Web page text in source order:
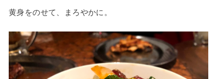
黄身をのせて、まろやかに。